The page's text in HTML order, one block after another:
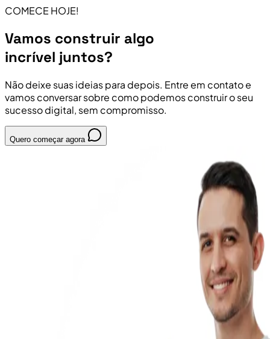
COMECE HOJE!
Vamos construir algo
incrível juntos?
Não deixe suas ideias para depois. Entre em contato e
vamos conversar sobre como podemos construir o seu
sucesso digital, sem compromisso.
Quero começar agora